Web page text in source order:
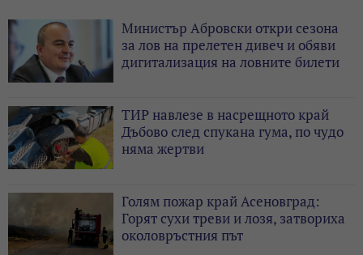
Министър Абровски откри сезона
за лов на прелетен дивеч и обяви
дигитализация на ловните билети
ТИР навлезе в насрещното край
Дъбово след спукана гума, по чудо
няма жертви
Голям пожар край Асеновград:
Горят сухи треви и лозя, затвориха
околовръстния път